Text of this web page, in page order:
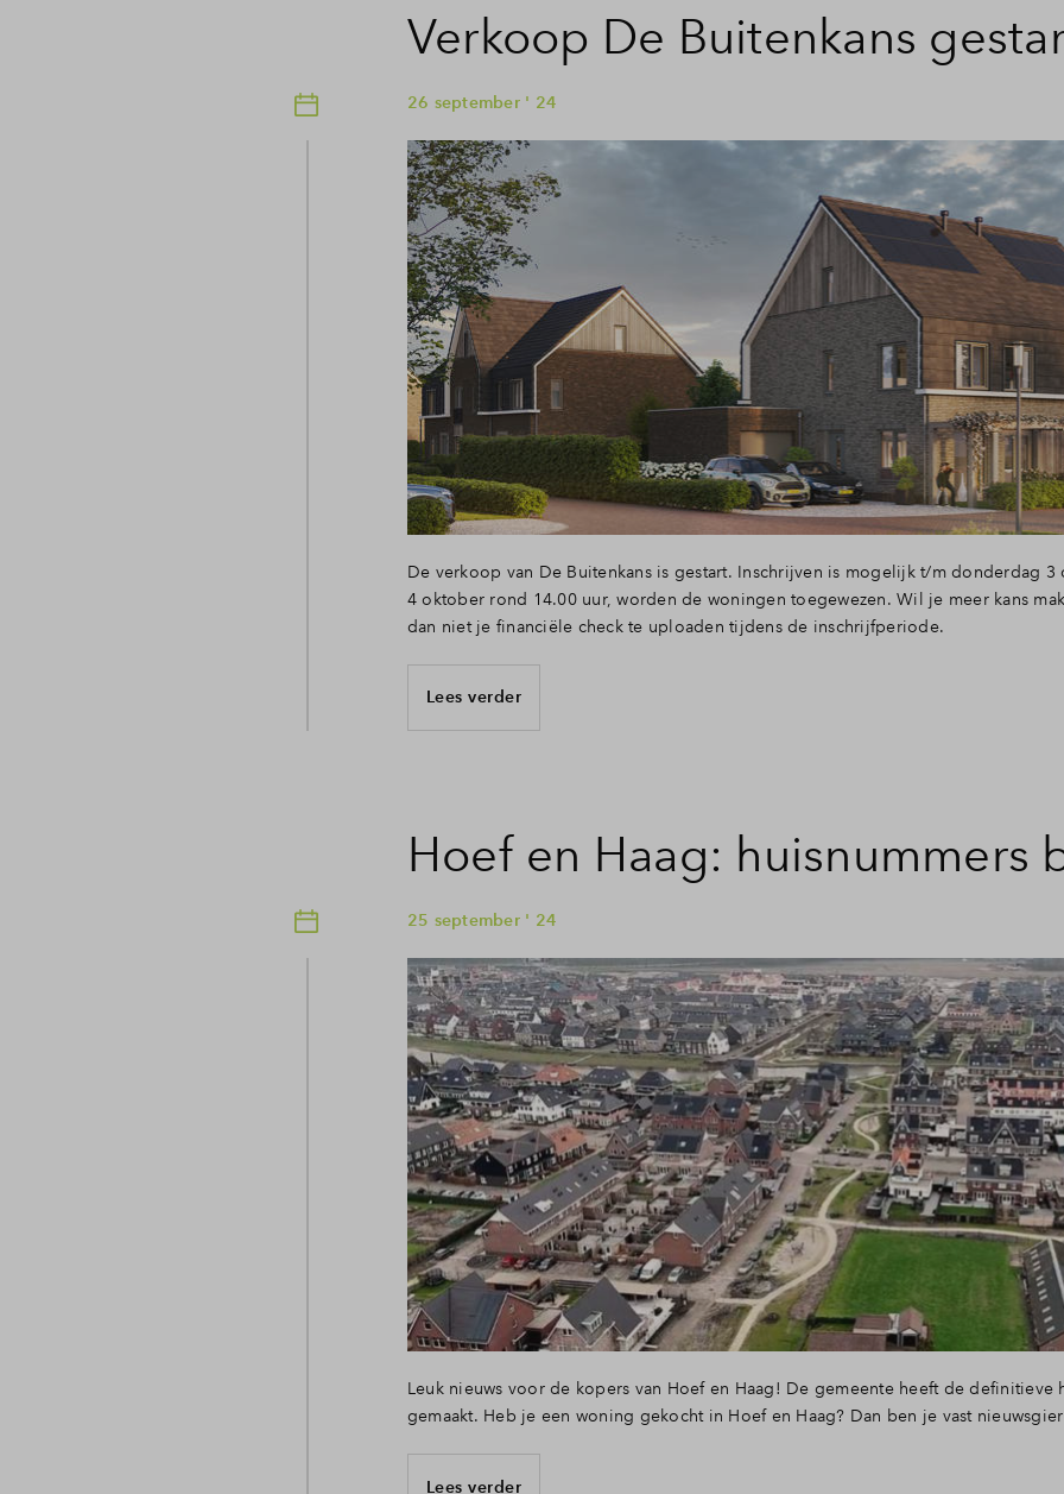
Verkoop De Buitenkans
26 september ' 24
De verkoop van De Buitenkans is gestart. Inschrijven is mogelijk t/m donderdag
4 oktober rond 14.00 uur, worden de woningen toegewezen. Wil je meer kans
dan niet je financiële check te uploaden tijdens de inschrijfperiode.
Lees verder
Hoef en Haag: huisnummers
25 september ' 24
Leuk nieuws voor de kopers van Hoef en Haag! De gemeente heeft de definitieve
gemaakt. Heb je een woning gekocht in Hoef en Haag? Dan ben je vast
Lees verder